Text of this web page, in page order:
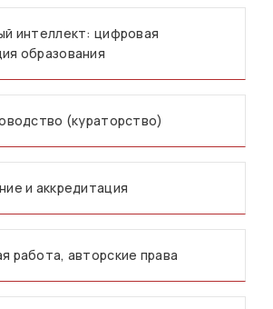
интеллект: цифровая
образования
(кураторство)
и аккредитация
работа, авторские права